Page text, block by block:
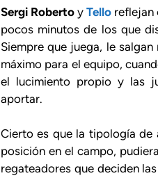
Sergi Roberto yTello reflejan
pocos minutos de los que
Siempre que juega, le
máximo para el equipo,
el lucimiento propio y las
aportar.
Cierto es que la tipología de
posición en el campo,
regateadores que deciden